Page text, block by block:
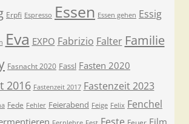
Erpfi Espresso Essen Essen gehen Essig
Eva EXPO Fabrizio Falter Familie
Fasnacht 2020 Fassl Fasten 2020
2016 Fastenzeit 2017 Fastenzeit 2023
Fede Fehler Feierabend Feige Felix Fenchel